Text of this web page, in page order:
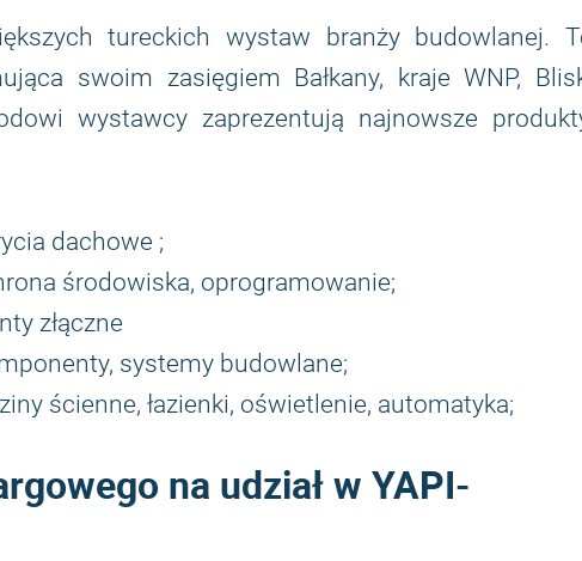
tureckich wystaw branży budowlanej.
swoim zasięgiem Bałkany, kraje WNP,
wystawcy zaprezentują najnowsze
dachowe ;
środowiska, oprogramowanie;
złączne
systemy budowlane;
ścienne, łazienki, oświetlenie, automatyka;
na udział w YAPI-